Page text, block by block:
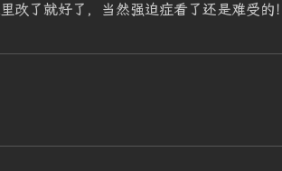
改了就好了，当然强迫症看了还是难受的！